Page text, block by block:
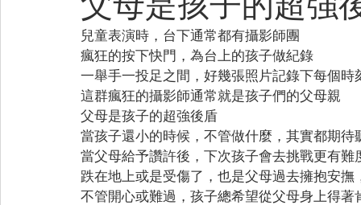
心文藝競賽 國際教育 Star of the Week
兒童表演時，台下通常都有攝影師團
瘋狂的按下快門，為台上的孩子做紀錄
一舉手一投足之間，好幾張照片記錄下每個時
這群瘋狂的攝影師通常就是孩子們的父母親
父母是孩子的超強後盾
當孩子還小的時候，不管做什麼，其實都期待
當父母給予讚許後，下次孩子會去挑戰更有難
跌在地上或是受傷了，也是父母過去擁抱安撫
不管開心或難過，孩子總希望從父母身上得著